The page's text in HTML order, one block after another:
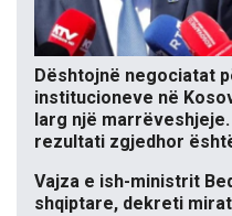
Dështojnë negociatat
institucioneve në
larg një
rezultati zgjedhor
Vajza e ish-ministrit
shqiptare, dekreti